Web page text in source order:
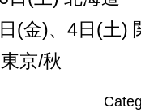
(金)、4日(土)
京/秋